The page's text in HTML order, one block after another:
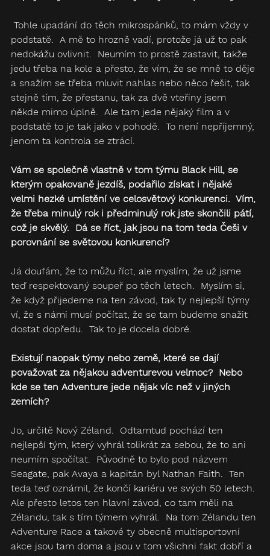
podstatě.  A mě to hrozně vadí, protože já už to pak
nedokážu ovlivnit.  Neumím to prostě zastavit, takže
jedu třeba na kole a přesto, že vím, že se mně to děje
a snažím se třeba mluvit nahlas nebo něco řešit, tak
stejně tím, že přestanu, tak za dvě vteřiny jsem
někde mimo úplně.  Ale tam jede nějaký film a v
podstatě to je tak jako v pohodě.  To není nepříjemný,
jenom ta kontrola se ztrácí.
Vám se společně vlastně v tom týmu Black Hill, se
kterým opakovaně jezdíš, podařilo získat i nějaké
velmi hezké umístění ve celosvětový konkurenci.  Vím,
že třeba minulý rok i předminulý rok jste skončili pátí,
což je skvělý.  Dá se říct, jak jsou na tom teda Češi v
porovnání se světovou konkurencí?
Já doufám, že to můžu říct, ale myslím, že už jsme
teď respektovaný soupeř po těch letech.  Myslím si,
že když přijedeme na ten závod, tak ty nejlepší týmy
ví, že s námi musí počítat, že se tam budeme snažit
dostat dopředu.  Tak to je docela dobré.
Existují naopak týmy nebo země, které se dají
považovat za nějakou adventurevou velmoc?  Nebo
kde se ten Adventure jede nějak víc než v jiných
zemích?
Jo, určitě Nový Zéland.  Odtamtud pochází ten
nejlepší tým, který vyhrál tolikrát za sebou, že to ani
neumím spočítat.  Původně to bylo pod názvem
Seagate, pak Avaya a kapitán byl Nathan Faith.  Ten
teda teď oznámil, že končí kariéru ve svých 50 letech.
Ale přesto letos ten hlavní závod, co tam měli na
Zélandu, tak s tím týmem vyhrál.  Na tom Zélandu ten
Adventure Race a takové ty obecně multisportovní
akce jsou tam doma a jsou v tom všichni fakt dobří a